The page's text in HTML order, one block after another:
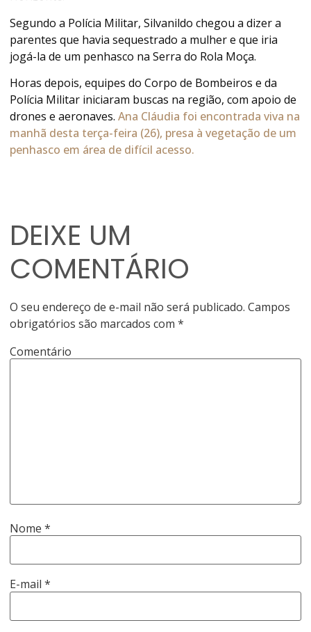
Segundo a Polícia Militar, Silvanildo chegou a dizer a
parentes que havia sequestrado a mulher e que iria
jogá-la de um penhasco na Serra do Rola Moça.
Horas depois, equipes do Corpo de Bombeiros e da
Polícia Militar iniciaram buscas na região, com apoio de
drones e aeronaves. Ana Cláudia foi encontrada viva na
manhã desta terça-feira (26), presa à vegetação de um
penhasco em área de difícil acesso.
DEIXE UM
COMENTÁRIO
O seu endereço de e-mail não será publicado. Campos
obrigatórios são marcados com*
Comentário
Nome*
E-mail*